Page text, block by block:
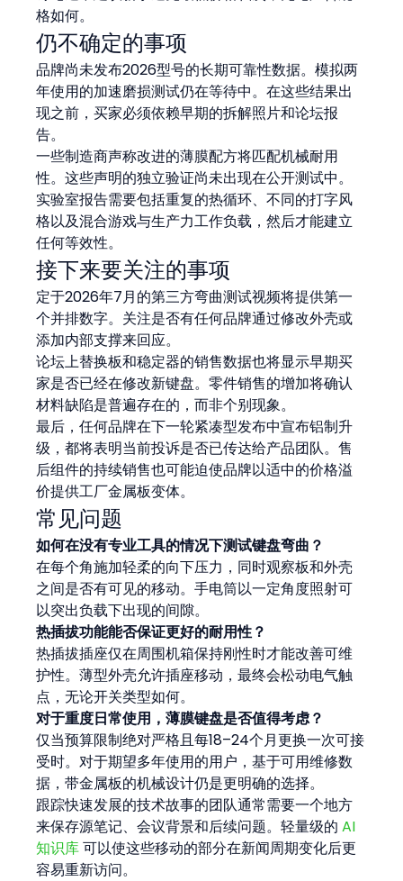
格如何。
仍不确定的事项
品牌尚未发布2026型号的长期可靠性数据。模拟两
年使用的加速磨损测试仍在等待中。在这些结果出
现之前，买家必须依赖早期的拆解照片和论坛报
告。
一些制造商声称改进的薄膜配方将匹配机械耐用
性。这些声明的独立验证尚未出现在公开测试中。
实验室报告需要包括重复的热循环、不同的打字风
格以及混合游戏与生产力工作负载，然后才能建立
任何等效性。
接下来要关注的事项
定于2026年7月的第三方弯曲测试视频将提供第一
个并排数字。关注是否有任何品牌通过修改外壳或
添加内部支撑来回应。
论坛上替换板和稳定器的销售数据也将显示早期买
家是否已经在修改新键盘。零件销售的增加将确认
材料缺陷是普遍存在的，而非个别现象。
最后，任何品牌在下一轮紧凑型发布中宣布铝制升
级，都将表明当前投诉是否已传达给产品团队。售
后组件的持续销售也可能迫使品牌以适中的价格溢
价提供工厂金属板变体。
常见问题
如何在没有专业工具的情况下测试键盘弯曲？
在每个角施加轻柔的向下压力，同时观察板和外壳
之间是否有可见的移动。手电筒以一定角度照射可
以突出负载下出现的间隙。
热插拔功能能否保证更好的耐用性？
热插拔插座仅在周围机箱保持刚性时才能改善可维
护性。薄型外壳允许插座移动，最终会松动电气触
点，无论开关类型如何。
对于重度日常使用，薄膜键盘是否值得考虑？
仅当预算限制绝对严格且每18–24个月更换一次可接
受时。对于期望多年使用的用户，基于可用维修数
据，带金属板的机械设计仍是更明确的选择。
跟踪快速发展的技术故事的团队通常需要一个地方
来保存源笔记、会议背景和后续问题。轻量级的 AI
知识库 可以使这些移动的部分在新闻周期变化后更
容易重新访问。